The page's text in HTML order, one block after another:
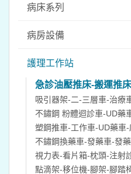
病床系列
病房設備
護理工作站
急診油壓推床-搬運推
吸引器架-二-三層車-治療
不鏽鋼 粉體迴診車-UD藥
塑鋼推車-工作車-UD藥車-
不鏽鋼換藥車-發藥車-發
視力表-看片箱-枕頭-注射
點滴架-移位機-腳架-腳踏